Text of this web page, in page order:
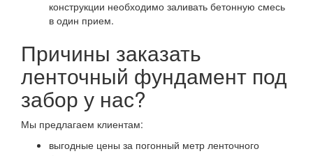
конструкции необходимо заливать бетонную смесь
в один прием.
Причины заказать
ленточный фундамент под
забор у нас?
Мы предлагаем клиентам:
выгодные цены за погонный метр ленточного